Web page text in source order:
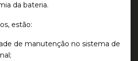
da bateria.
estão:
de manutenção no sistema de